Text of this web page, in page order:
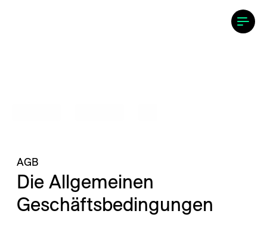
---
AGB
Die Allgemeinen
Geschäftsbedingungen